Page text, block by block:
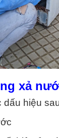
xả
dấu hiệu